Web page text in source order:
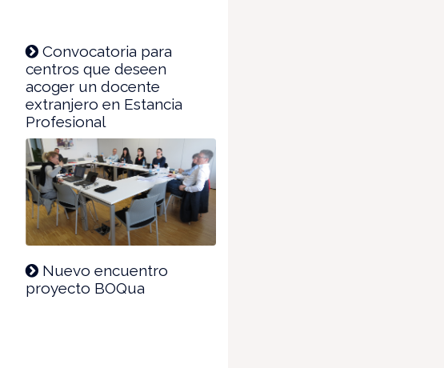
Convocatoria para
centros que deseen
acoger un docente
extranjero en Estancia
Profesional
Nuevo encuentro
proyecto BOQua